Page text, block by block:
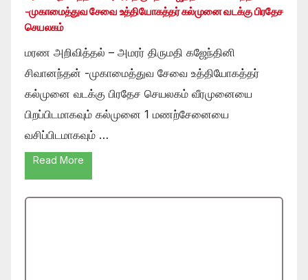
-முகாமைத்துவ சேவை உத்தியோகத்தர் கல்முனை வடக்கு பிரதேச
செயலகம்
மரண அறிவித்தல் – அமரர் திருமதி கஜேந்தினி
சிவானந்தன் -முகாமைத்துவ சேவை உத்தியோகத்தர்
கல்முனை வடக்கு பிரதேச செயலகம் வீரமுனையை
பிறப்பிடமாகவும் கல்முனை 1 மணற்சேனையை
வசிப்பிடமாகவும் …
Read More